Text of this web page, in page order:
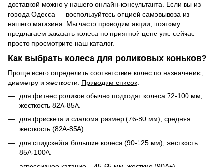
доставкой можно у нашего онлайн-консультанта. Если вы из
города Одесса — воспользуйтесь опцией самовывоза из
нашего магазина. Мы часто проводим акции, поэтому
предлагаем заказать колеса по приятной цене уже сейчас –
просто просмотрите наш каталог.
Как выбрать колеса для роликовых коньков?
Проще всего определить соответствие колес по назначению,
диаметру и жесткости. Приводим список:
для фитнес роликов обычно подходят колеса 72-100 мм,
жесткость 82А-85А.
для фрискета и слалома размер (76-80 мм); средняя
жесткость (82А-85А).
для спидскейта большие колеса (90-125 мм), жесткость
85А-100А.